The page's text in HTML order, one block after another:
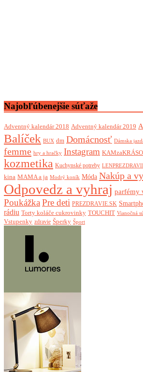
Najobľúbenejšie súťaže
Adventný kalendár 2018 Adventný kalendár 2019
Balíček BUX dm Domácnosť Dámska
femme hry a hračky Instagram
kozmetika Kuchynské potreby
kina MAMA a ja Modrý koník Móda Nakúp a
Odpovedz a vyhraj parfémy
Poukážka Pre deti PREZDRAVIE.SK
rádiu Torty koláče cukrovinky TOUCHIT Vianočná
Vstupenky zdravie Šperky Šport